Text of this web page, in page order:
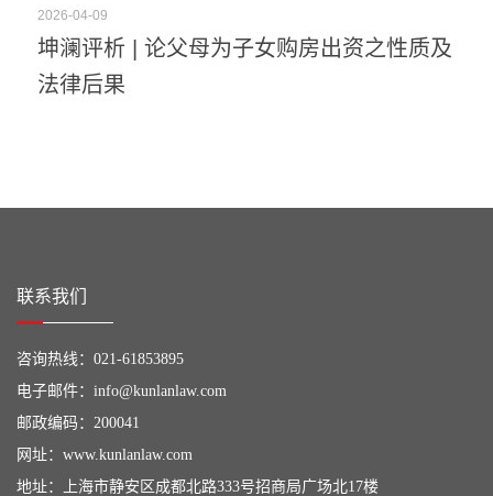
2026-04-09
坤澜评析 | 论父母为子女购房出资之性质及
法律后果
联系我们
咨询热线： 021-61853895
电子邮件： info@kunlanlaw.com
邮政编码：200041
网址： www.kunlanlaw.com
地址：上海市静安区成都北路333号招商局广场北17楼